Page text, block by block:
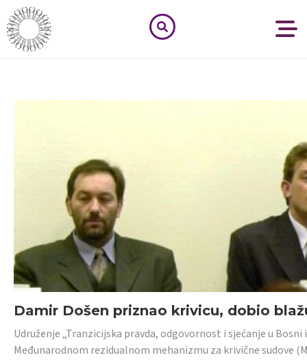
Damir Došen priznao krivicu, dobio
Udruženje „Tranzicijska pravda, odgovornost i sjećanje u
Međunarodnom rezidualnom mehanizmu za krivične sudove